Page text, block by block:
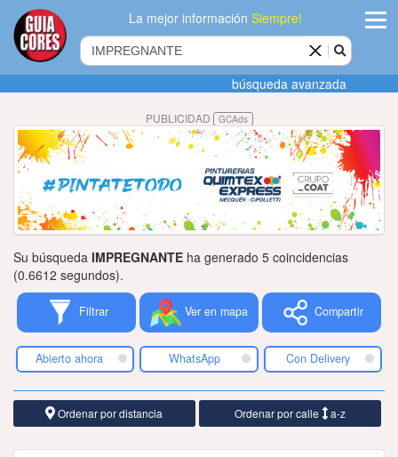
La mejor informaciónSiempre!
Agregar
empresa
Actualizar
datos
Publicidad
Tiendacores
Contactenos
búsqueda avanzada
PUBLICIDAD GCAds
Su búsqueda IMPREGNANTE ha generado 5 coincidencias
(0.6612 segundos).
Filtrar Ver en mapa Compartir
Abierto ahora WhatsApp Con Delivery
Ordenar por distancia Ordenar por calle a-z